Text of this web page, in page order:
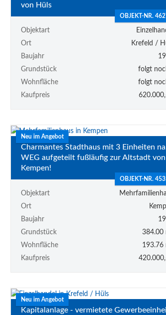
von Hüls
OBJEKT-NR.
Objektart
Ort
Krefeld /
Baujahr
Grundstück
folgt
Wohnfläche
folgt
Kaufpreis
Neu im Angebot
Charmantes Stadthaus mit 3 Einheiten
WEG aufgeteilt fußläufig zur Altstadt von
Kempen!
OBJEKT-NR.
Objektart
Ort
Baujahr
Grundstück
384.00
Wohnfläche
193.76
Kaufpreis
Neu im Angebot
Kapitalanlage - vermietete